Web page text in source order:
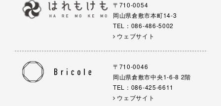
〒710-0054
岡山県倉敷市本町14-3
TEL：086-486-5002
ウェブサイト
〒710-0046
岡山県倉敷市中央1-6-8 2階
TEL：086-425-6611
ウェブサイト